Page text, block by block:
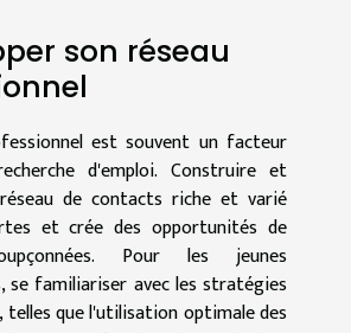
son réseau
est souvent un facteur
d'emploi. Construire et
de contacts riche et varié
et crée des opportunités de
Pour les jeunes
se familiariser avec les stratégies
telles que l'utilisation optimale des